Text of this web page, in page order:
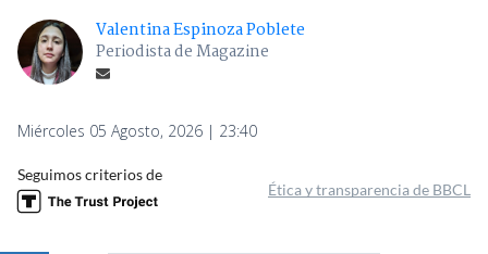
Valentina Espinoza Poblete
Periodista de Magazine
Miércoles 05 Agosto, 2026 | 23:40
Seguimos criterios de
Ética y transparencia de BBCL